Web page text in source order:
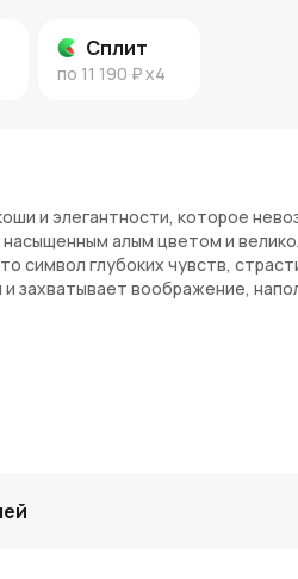
Сплит
по 11 190 ₽x4
и элегантности, которое
алым цветом и
символ глубоких чувств,
захватывает воображение,
Этот шикарный
подчеркивая всю значимость
шедевр, которое будет
в 60 см — это символ величия